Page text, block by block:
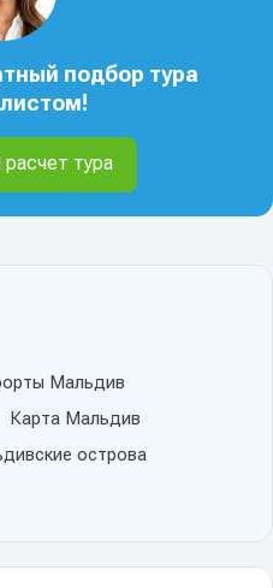
Мальдив
Карта Мальдив
острова
подбор тура
тура